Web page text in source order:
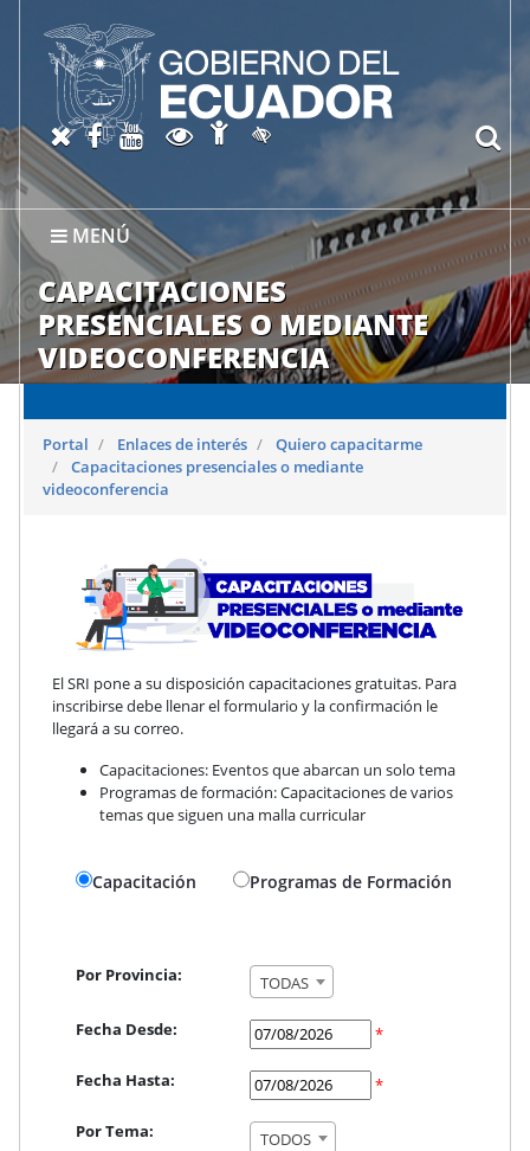
MENÚ
CAPACITACIONES
PRESENCIALES O MEDIANTE
VIDEOCONFERENCIA
X oficial del SRI
Facebook oficial SRI
Canal del SRI en YouTube
Abrir página de
Abrir página de
Activar/quitar contraste
Portal Enlaces de interés
Quiero capacitarme
Capacitaciones presenciales o mediante
videoconferencia
El SRI pone a su disposición capacitaciones gratuitas. Para
inscribirse debe llenar el formulario y la confirmación le
llegará a su correo.
Capacitaciones: Eventos que abarcan un solo tema
Programas de formación: Capacitaciones de varios
temas que siguen una malla curricular
Capacitación Programas de Formación
Por Provincia: TODAS
Fecha Desde: *
Fecha Hasta: *
Por Tema: TODOS